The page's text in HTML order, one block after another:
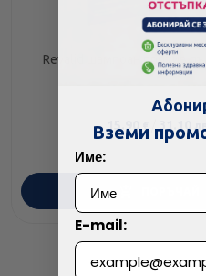
Revalid шампоан против
Вземи
Име:
E-mail: